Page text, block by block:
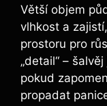
Větší objem
vlhkost a
prostoru pro
„detail“ – šalvěj
pokud
propadat